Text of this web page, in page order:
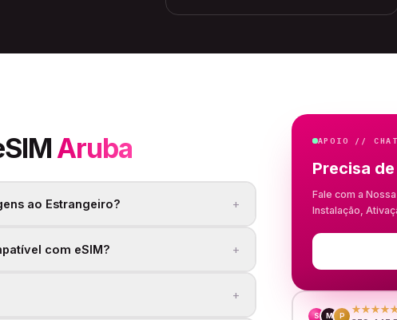
Aruba
ao Estrangeiro? +
com eSIM? +
+
APOIO //
Precisa
Fale com a
Instalação,
S M P